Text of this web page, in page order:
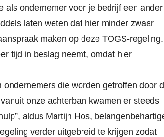
als ondernemer voor je bedrijf een ander
laten weten dat hier minder zwaar
maken op deze TOGS-regeling.
tijd in beslag neemt, omdat hier
die worden getroffen door
onze achterban kwamen er steeds
aldus Martijn Hos,
verder uitgebreid te krijgen zodat